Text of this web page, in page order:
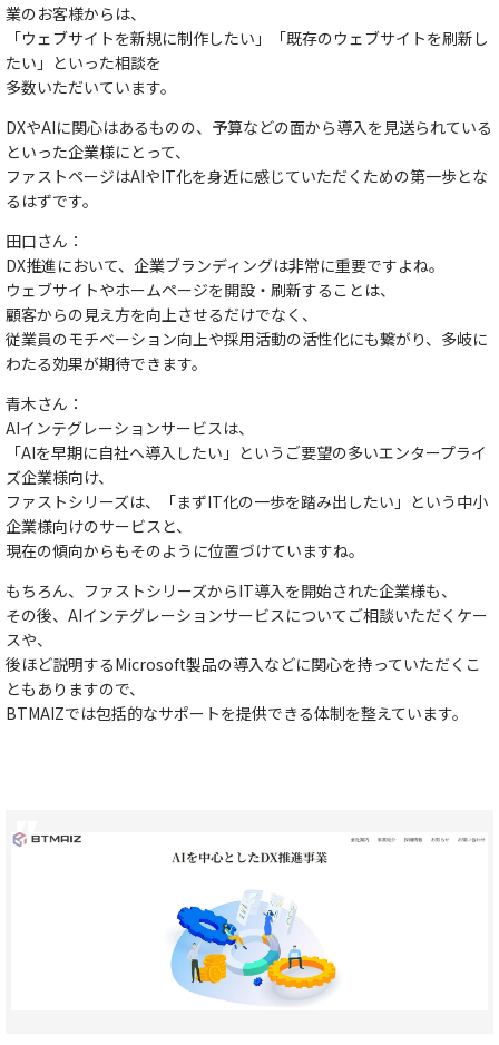
業のお客様からは、
「ウェブサイトを新規に制作したい」「既存のウェブサイトを刷新し
たい」といった相談を
多数いただいています。
DXやAIに関心はあるものの、予算などの面から導入を見送られている
といった企業様にとって、
ファストページはAIやIT化を身近に感じていただくための第一歩とな
るはずです。
田口さん：
DX推進において、企業ブランディングは非常に重要ですよね。
ウェブサイトやホームページを開設・刷新することは、
顧客からの見え方を向上させるだけでなく、
従業員のモチベーション向上や採用活動の活性化にも繋がり、多岐に
わたる効果が期待できます。
青木さん：
AIインテグレーションサービスは、
「AIを早期に自社へ導入したい」というご要望の多いエンタープライ
ズ企業様向け、
ファストシリーズは、
「まずIT化の一歩を踏み出したい」という中小
企業様向けのサービスと、
現在の傾向からもそのように位置づけていますね。
もちろん、ファストシリーズからIT導入を開始された企業様も、
その後、AIインテグレーションサービスについてご相談いただくケー
スや、
後ほど説明するMicrosoft製品の導入などに関心を持っていただくこ
ともありますので、
BTMAIZでは包括的なサポートを提供できる体制を整えています。